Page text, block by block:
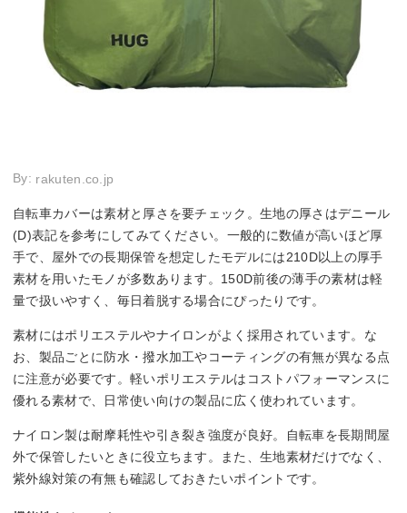
By: rakuten.co.jp
自転車カバーは素材と厚さを要チェック。生地の厚さはデニール
(D)表記を参考にしてみてください。一般的に数値が高いほど厚
手で、屋外での長期保管を想定したモデルには210D以上の厚手
素材を用いたモノが多数あります。150D前後の薄手の素材は軽
量で扱いやすく、毎日着脱する場合にぴったりです。
素材にはポリエステルやナイロンがよく採用されています。な
お、製品ごとに防水・撥水加工やコーティングの有無が異なる点
に注意が必要です。軽いポリエステルはコストパフォーマンスに
優れる素材で、日常使い向けの製品に広く使われています。
ナイロン製は耐摩耗性や引き裂き強度が良好。自転車を長期間屋
外で保管したいときに役立ちます。また、生地素材だけでなく、
紫外線対策の有無も確認しておきたいポイントです。